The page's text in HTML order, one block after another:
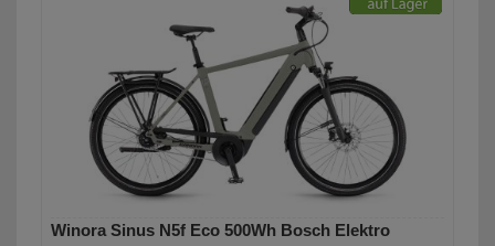
Winora Sinus N5f Eco 500Wh Bosch Elektro